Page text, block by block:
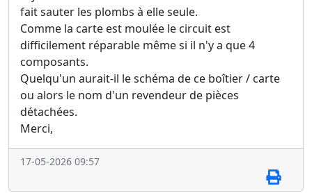
fait sauter les plombs à elle seule.
Comme la carte est moulée le circuit est
difficilement réparable même si il n'y a que 4
composants.
Quelqu'un aurait-il le schéma de ce boîtier / carte
ou alors le nom d'un revendeur de pièces
détachées.
Merci,
17-05-2026 09:57